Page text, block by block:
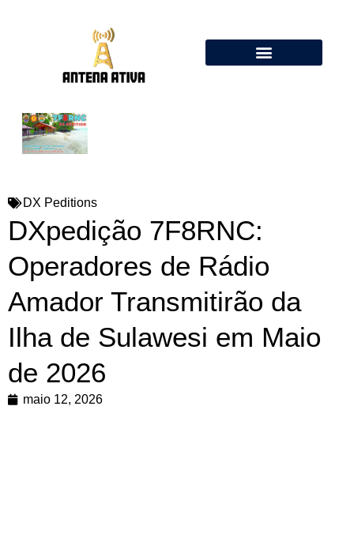
DX Peditions
DXpedição 7F8RNC:
Operadores de Rádio
Amador Transmitirão da
Ilha de Sulawesi em Maio
de 2026
maio 12, 2026